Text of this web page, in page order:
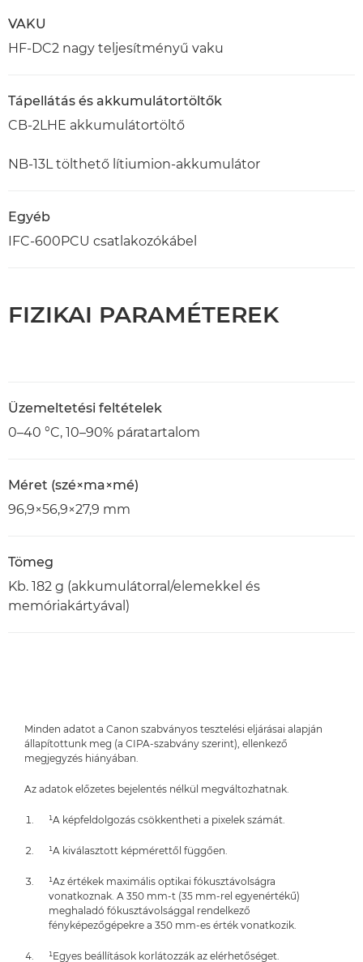
VAKU
HF-DC2 nagy teljesítményű vaku
Tápellátás és akkumulátortöltők
CB-2LHE akkumulátortöltő
NB-13L tölthető lítiumion-akkumulátor
Egyéb
IFC-600PCU csatlakozókábel
FIZIKAI PARAMÉTEREK
Üzemeltetési feltételek
0–40 °C, 10–90% páratartalom
Méret (szé×ma×mé)
96,9×56,9×27,9 mm
Tömeg
Kb. 182 g (akkumulátorral/elemekkel és
memóriakártyával)
Minden adatot a Canon szabványos tesztelési eljárásai alapján
állapítottunk meg (a CIPA-szabvány szerint), ellenkező
megjegyzés hiányában.
Az adatok előzetes bejelentés nélkül megváltozhatnak.
¹A képfeldolgozás csökkentheti a pixelek számát.
¹A kiválasztott képmérettől függően.
¹Az értékek maximális optikai fókusztávolságra
vonatkoznak. A 350 mm-t (35 mm-rel egyenértékű)
meghaladó fókusztávolsággal rendelkező
fényképezőgépekre a 350 mm-es érték vonatkozik.
¹Egyes beállítások korlátozzák az elérhetőséget.